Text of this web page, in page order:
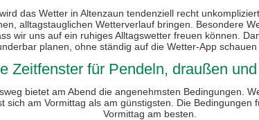
das Wetter in Altenzaun tendenziell recht
alltagstauglichen Wetterverlauf bringen. Besondere
wir uns auf ein ruhiges Alltagswetter freuen können.
planen, ohne ständig auf die Wetter-App schauen
Zeitfenster für Pendeln, draußen
bietet am Abend die angenehmsten Bedingungen.
sich am Vormittag als am günstigsten. Die Bedingungen
Vormittag am besten.